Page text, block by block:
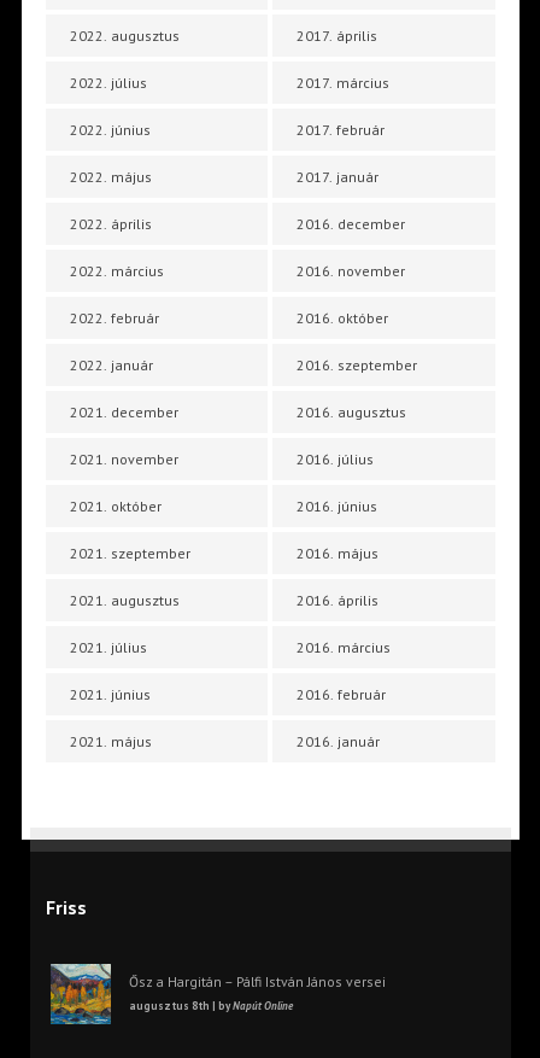
2022. augusztus
2022. július
2022. június
2022. május
2022. április
2022. március
2022. február
2022. január
2021. december
2021. november
2021. október
2021. szeptember
2021. augusztus
2021. július
2021. június
2021. május
2017. április
2017. március
2017. február
2017. január
2016. december
2016. november
2016. október
2016. szeptember
2016. augusztus
2016. július
2016. június
2016. május
2016. április
2016. március
2016. február
2016. január
Friss
Ősz a Hargitán – Pálfi István János versei
augusztus 8th | byNapút Online